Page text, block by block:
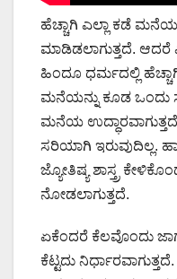
ಹೆಚ್ಚಾಗಿ ಎಲ್ಲಾ ಕಡೆ ಮನೆಯ
ಮಾಡಿಡಲಾಗುತ್ತದೆ. ಆದರೆ
ಹಿಂದೂ ಧರ್ಮದಲ್ಲಿ
ಮನೆಯನ್ನು ಕೂಡ ಒಂದು
ಮನೆಯ
ಸರಿಯಾಗಿ ಇರುವುದಿಲ್ಲ.
ಜ್ಯೋತಿಷ್ಯ ಶಾಸ್ತ್ರ
ನೋಡಲಾಗುತ್ತದೆ.
ಏಕೆಂದರೆ ಕೆಲವೊಂದು
ಕೆಟ್ಟದು